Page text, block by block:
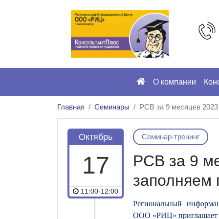
О компании
Главная Семинары РСВ за 9 месяцев
Октябрь
17
11:00-12:00
Семинар-тренинг
РСВ за 9
заполняем
Региональный
ООО «РИЦ» приглашает